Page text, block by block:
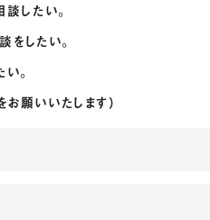
したい。
したい。
。
願いいたします）